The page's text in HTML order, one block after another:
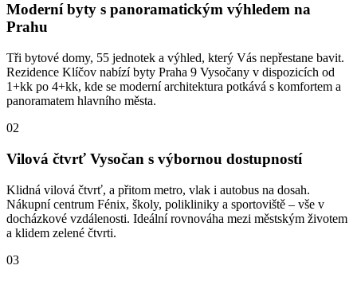
Moderní byty s panoramatickým výhledem na
Prahu
Tři bytové domy, 55 jednotek a výhled, který Vás nepřestane bavit.
Rezidence Klíčov nabízí byty Praha 9 Vysočany v dispozicích od
1+kk po 4+kk, kde se moderní architektura potkává s komfortem a
panoramatem hlavního města.
02
Vilová čtvrť Vysočan s výbornou dostupností
Klidná vilová čtvrť, a přitom metro, vlak i autobus na dosah.
Nákupní centrum Fénix, školy, polikliniky a sportoviště – vše v
docházkové vzdálenosti. Ideální rovnováha mezi městským životem
a klidem zelené čtvrti.
03